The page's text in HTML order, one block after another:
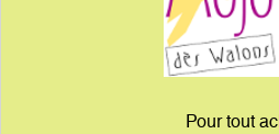
Pour tout